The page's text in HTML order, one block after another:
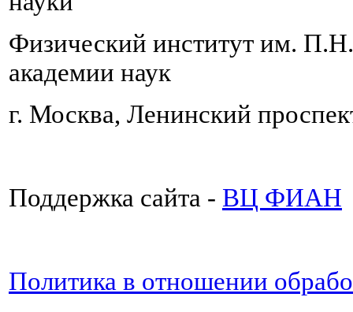
Физический институт им.
академии наук
г. Москва, Ленинский
Поддержка сайта - ВЦ ФИАН
Политика в отношении